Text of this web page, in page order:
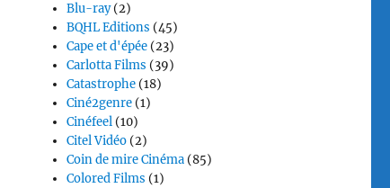
Blu-ray(2)
BQHL Editions (45)
Cape et d'épée (23)
Carlotta Films (39)
Catastrophe (18)
Ciné2genre (1)
Cinéfeel (10)
Citel Vidéo (2)
Coin de mire Cinéma (85)
Colored Films (1)